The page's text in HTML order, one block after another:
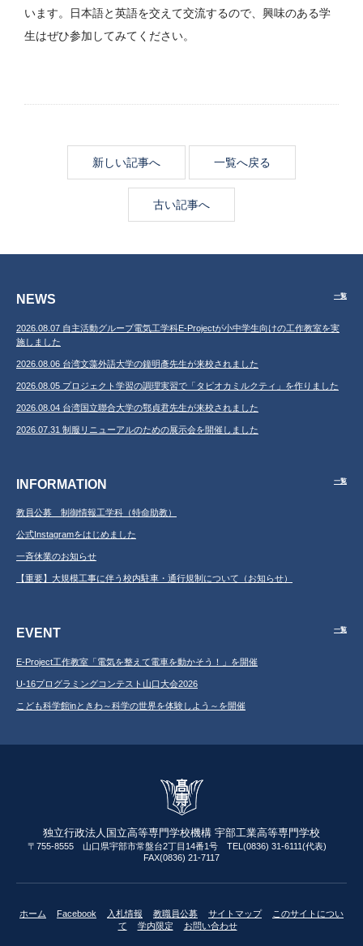
います。日本語と英語を交えて交流するので、興味のある学
生はぜひ参加してみてください。
新しい記事へ 一覧へ戻る
古い記事へ
NEWS 一覧
2026.08.07 自主活動グループ電気工学科E-Projectが小中学生向けの工作教室を実
施しました
2026.08.06 台湾文藻外語大学の鐘明彥先生が来校されました
2026.08.05 プロジェクト学習の調理実習で「タピオカミルクティ」を作りました
2026.08.04 台湾国立聯合大学の鄂貞君先生が来校されました
2026.07.31 制服リニューアルのための展示会を開催しました
INFORMATION 一覧
教員公募 制御情報工学科（特命助教）
公式Instagramをはじめました
一斉休業のお知らせ
【重要】大規模工事に伴う校内駐車・通行規制について（お知らせ）
EVENT 一覧
E-Project工作教室「電気を整えて電車を動かそう！」を開催
U-16プログラミングコンテスト山口大会2026
こども科学館inときわ～科学の世界を体験しよう～を開催
独立行政法人国立高等専門学校機構 宇部工業高等専門学校
〒755-8555 山口県宇部市常盤台2丁目14番1号 TEL(0836) 31-6111(代表)
FAX(0836) 21-7117
ホーム Facebook 入札情報 教職員公募 サイトマップ
このサイトについ
て
学内限定 お問い合わせ